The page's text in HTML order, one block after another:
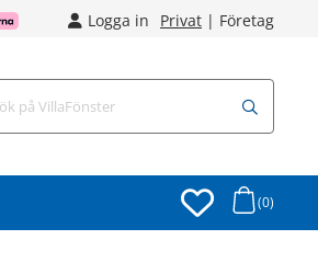
Logga in Privat| Företag
(0)